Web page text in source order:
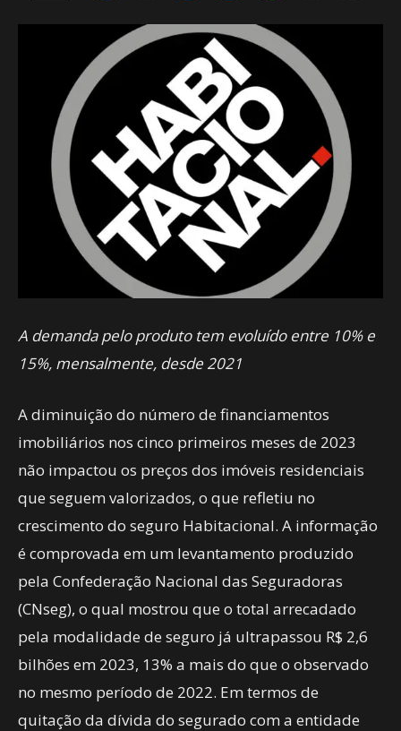
A demanda pelo produto tem evoluído entre 10% e
15%, mensalmente, desde 2021
A diminuição do número de financiamentos
imobiliários nos cinco primeiros meses de 2023
não impactou os preços dos imóveis residenciais
que seguem valorizados, o que refletiu no
crescimento do seguro Habitacional. A informação
é comprovada em um levantamento produzido
pela Confederação Nacional das Seguradoras
(CNseg), o qual mostrou que o total arrecadado
pela modalidade de seguro já ultrapassou R$ 2,6
bilhões em 2023, 13% a mais do que o observado
no mesmo período de 2022. Em termos de
quitação da dívida do segurado com a entidade